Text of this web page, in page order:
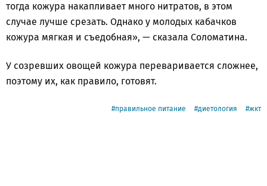
тогда кожура накапливает много нитратов, в этом
случае лучше срезать. Однако у молодых кабачков
кожура мягкая и съедобная», — сказала Соломатина.
У созревших овощей кожура переваривается сложнее,
поэтому их, как правило, готовят.
правильное питание диетология жкт